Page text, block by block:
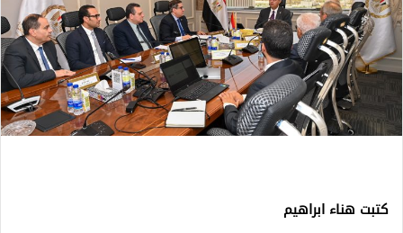
كتبت هناء ابراهيم